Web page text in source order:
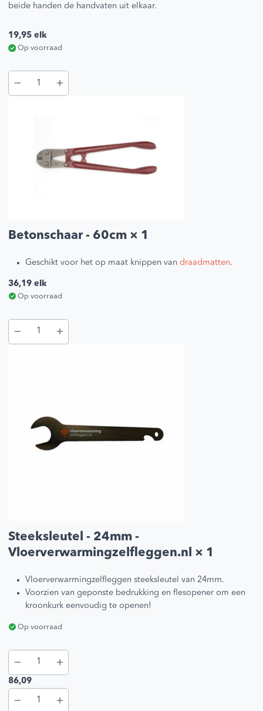
beide handen de handvaten uit elkaar.
19,95 elk
Op voorraad
Betonschaar - 60cm × 1
Geschikt voor het op maat knippen vandraadmatten.
36,19 elk
Op voorraad
Steeksleutel - 24mm -
Vloerverwarmingzelfleggen.nl × 1
Vloerverwarmingzelfleggen steeksleutel van 24mm.
Voorzien van geponste bedrukking en flesopener om een
kroonkurk eenvoudig te openen!
Op voorraad
86,09